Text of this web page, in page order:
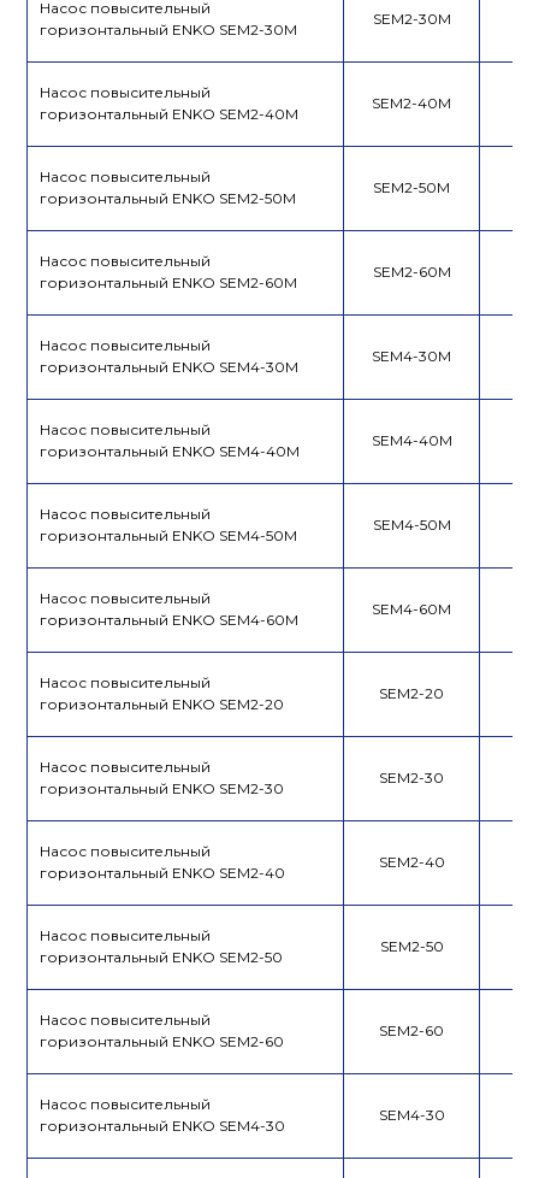
Насос повысительный
горизонтальный ENKO SEM2-30M
SEM2-30M
Насос повысительный
горизонтальный ENKO SEM2-40M
SEM2-40M
Насос повысительный
горизонтальный ENKO SEM2-50M
SEM2-50M
Насос повысительный
горизонтальный ENKO SEM2-60M
SEM2-60M
Насос повысительный
горизонтальный ENKO SEM4-30M
SEM4-30M
Насос повысительный
горизонтальный ENKO SEM4-40M
SEM4-40M
Насос повысительный
горизонтальный ENKO SEM4-50M
SEM4-50M
Насос повысительный
горизонтальный ENKO SEM4-60M
SEM4-60M
Насос повысительный
горизонтальный ENKO SEM2-20
SEM2-20
Насос повысительный
горизонтальный ENKO SEM2-30
SEM2-30
Насос повысительный
горизонтальный ENKO SEM2-40
SEM2-40
Насос повысительный
горизонтальный ENKO SEM2-50
SEM2-50
Насос повысительный
горизонтальный ENKO SEM2-60
SEM2-60
Насос повысительный
горизонтальный ENKO SEM4-30
SEM4-30